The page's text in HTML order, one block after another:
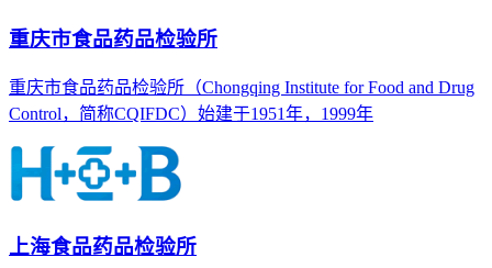
重庆市食品药品检验所
重庆市食品药品检验所（Chongqing Institute for Food and Drug
Control，简称CQIFDC）始建于1951年，1999年
上海食品药品检验所